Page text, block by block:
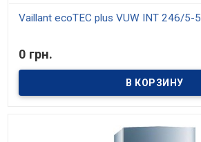
Vaillant ecoTEC plus VUW INT 246/5-5
0 грн.